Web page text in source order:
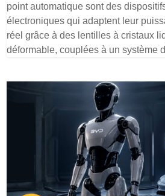
point automatique sont des
électroniques qui adaptent leur
réel grâce à des lentilles à cristaux
déformable, couplées à un système